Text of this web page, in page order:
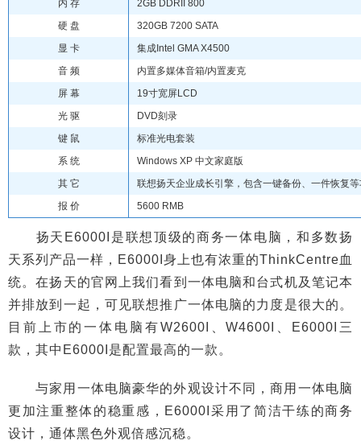
内 存
2GB DDRII 800
硬 盘
320GB 7200 SATA
显 卡
集成Intel GMA X4500
音 频
内置多媒体音箱/内置麦克
屏 幕
19寸宽屏LCD
光 驱
DVD刻录
键 鼠
标准光电套装
系 统
Windows XP 中文家庭版
其 它
联想扬天企业成长引擎，包含一键备份、一件恢复
报 价
5600 RMB
扬天E6000I是联想顶级的商务一体电脑，和多数扬
天系列产品一样，E6000I身上也有浓重的ThinkCentre血
统。在扬天的官网上我们看到一体电脑和台式机及笔记本
并排放到一起，可见联想推广一体电脑的力度是很大的。
目前上市的一体电脑有W2600I、W4600I、E6000I三
款，其中E6000I是配置最高的一款。
与家用一体电脑豪华的外观设计不同，商用一体电脑
更加注重整体的稳重感，E6000I采用了简洁干练的商务
设计，通体黑色外观倍感沉稳。